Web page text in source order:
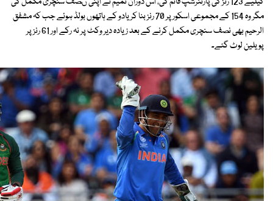
مگر وہ 154 کے مجموعی اسکور پر 70 رنز بنا کریادو کے ہاتھوں بولڈ ہوئے جب کہ مشفق
الرحیم بھی نصف سنچری مکمل کرنے کے بعد زیادہ دیر وکٹ پر نہ رکے اور 61 رنز پر
پویلین لوٹ گئے۔